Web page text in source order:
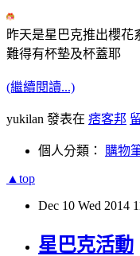
昨天是星巴克推出櫻花
難得有杯墊及杯蓋耶
(繼續閱讀...)
yukilan 發表在 痞客邦
個人分類： 購物
▲top
Dec 10 Wed 2014
星巴克活動